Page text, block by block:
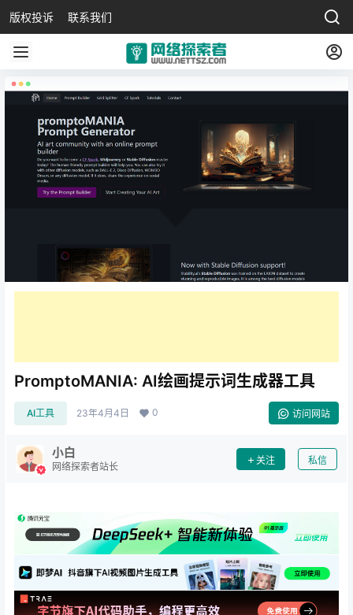
版权投诉 联系我们
PromptoMANIA: AI绘画提示词生成器工具
AI工具 23年4月4日 0 访问网站
小白
网络探索者站长
关注 私信